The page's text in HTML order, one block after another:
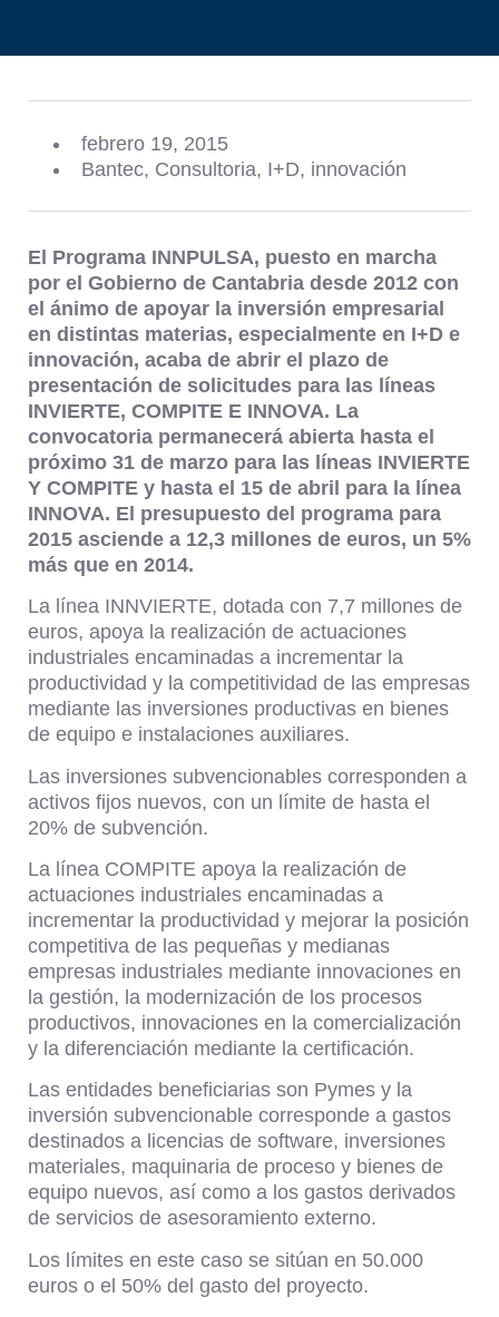
febrero 19, 2015
Bantec, Consultoria, I+D, innovación
El Programa INNPULSA, puesto en marcha
por el Gobierno de Cantabria desde 2012 con
el ánimo de apoyar la inversión empresarial
en distintas materias, especialmente en I+D e
innovación, acaba de abrir el plazo de
presentación de solicitudes para las líneas
INVIERTE, COMPITE E INNOVA. La
convocatoria permanecerá abierta hasta el
próximo 31 de marzo para las líneas INVIERTE
Y COMPITE y hasta el 15 de abril para la línea
INNOVA. El presupuesto del programa para
2015 asciende a 12,3 millones de euros, un 5%
más que en 2014.
La línea INNVIERTE, dotada con 7,7 millones de
euros, apoya la realización de actuaciones
industriales encaminadas a incrementar la
productividad y la competitividad de las empresas
mediante las inversiones productivas en bienes
de equipo e instalaciones auxiliares.
Las inversiones subvencionables corresponden a
activos fijos nuevos, con un límite de hasta el
20% de subvención.
La línea COMPITE apoya la realización de
actuaciones industriales encaminadas a
incrementar la productividad y mejorar la posición
competitiva de las pequeñas y medianas
empresas industriales mediante innovaciones en
la gestión, la modernización de los procesos
productivos, innovaciones en la comercialización
y la diferenciación mediante la certificación.
Las entidades beneficiarias son Pymes y la
inversión subvencionable corresponde a gastos
destinados a licencias de software, inversiones
materiales, maquinaria de proceso y bienes de
equipo nuevos, así como a los gastos derivados
de servicios de asesoramiento externo.
Los límites en este caso se sitúan en 50.000
euros o el 50% del gasto del proyecto.